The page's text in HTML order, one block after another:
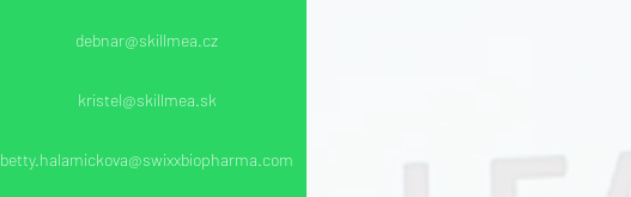
debnar@skillmea.cz
kristel@skillmea.sk
betty.halamickova@swixxbiopharma.com